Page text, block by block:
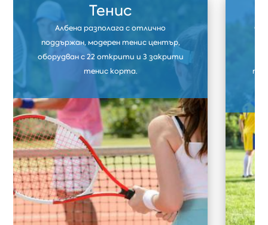
Тенис
Албена разполага с отлично
поддържан, модерен тенис център,
оборудван с 22 открити и 3 закрити
тенис корта.